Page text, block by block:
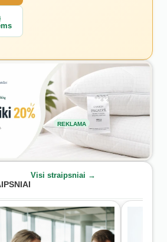
REKLAMA
Visi straipsniai →